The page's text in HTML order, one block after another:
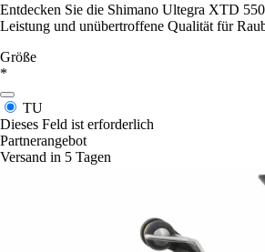
Entdecken Sie die Shimano Ultegra XTD
Leistung und unübertroffene Qualität für
Größe
*
TU
Dieses Feld ist erforderlich
Partnerangebot
Versand in 5 Tagen